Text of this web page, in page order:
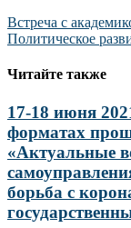
Навигация
по
записям
Встреча с
Политическое
Читайте также
17-18 июня
форматах
«Актуальные
борьба с